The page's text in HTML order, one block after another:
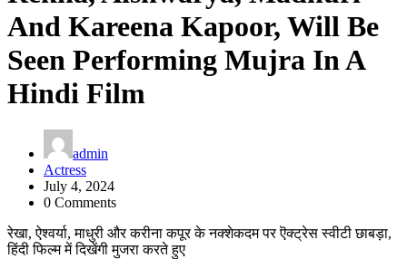
And Kareena Kapoor, Will Be
Seen Performing Mujra In A
Hindi Film
admin
Actress
July 4, 2024
0 Comments
रेखा, ऐश्वर्या, माधुरी और करीना कपूर के नक्शेकदम पर ऎक्ट्रेस स्वीटी छाबड़ा,
हिंदी फिल्म में दिखेंगी मुजरा करते हुए